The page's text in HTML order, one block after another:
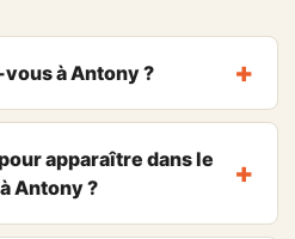
à Antony ?
apparaître dans le
Antony ?